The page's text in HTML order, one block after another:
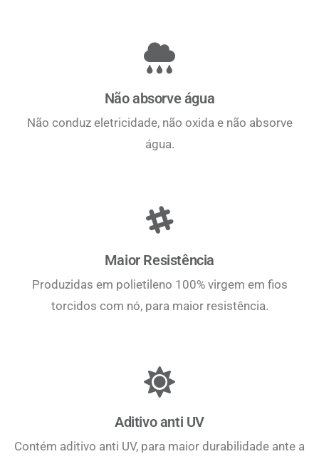
Não absorve água
Não conduz eletricidade, não oxida e não absorve
água.
Maior Resistência
Produzidas em polietileno 100% virgem em fios
torcidos com nó, para maior resistência.
Aditivo anti UV
Contém aditivo anti UV, para maior durabilidade ante a